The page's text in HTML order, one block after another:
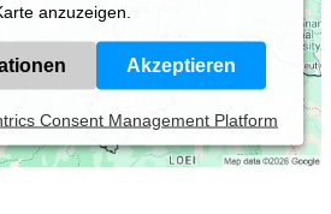
anzuzeigen.
Akzeptieren
Consent Management Platform